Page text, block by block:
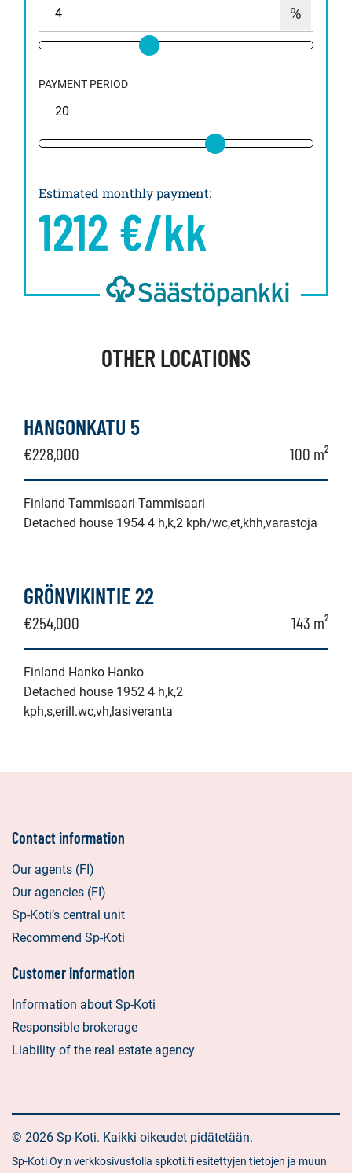
PAYMENT PERIOD
Estimated monthly payment:
1212 €/kk
OTHER LOCATIONS
HANGONKATU 5
€228,000 100 m²
Finland Tammisaari Tammisaari
Detached house 1954 4 h,k,2 kph/wc,et,khh,varastoja
GRÖNVIKINTIE 22
€254,000 143 m²
Finland Hanko Hanko
Detached house 1952 4 h,k,2
kph,s,erill.wc,vh,lasiveranta
Contact information
Our agents (FI)
Our agencies (FI)
Sp-Koti’s central unit
Recommend Sp-Koti
Customer information
Information about Sp-Koti
Responsible brokerage
Liability of the real estate agency
© 2026 Sp-Koti. Kaikki oikeudet pidätetään.
Sp-Koti Oy:n verkkosivustolla spkoti.fi esitettyjen tietojen ja muun